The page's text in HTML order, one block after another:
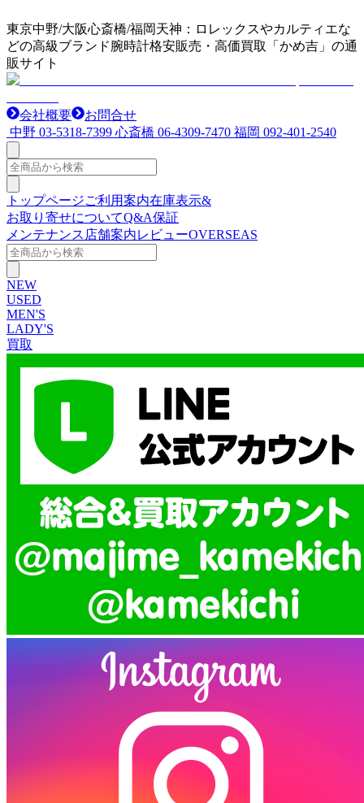
東京中野/大阪心斎橋/福岡天神：ロレックスやカルティエな
どの高級ブランド腕時計格安販売・高価買取「かめ吉」の通
販サイト
会社概要
お問合せ
中野 03-5318-7399 心斎橋 06-4309-7470 福岡 092-401-2540
トップページご利用案内在庫表示&
お取り寄せについてQ&A保証
メンテナンス 店舗案内レビューOVERSEAS
NEW
USED
MEN'S
LADY'S
買取